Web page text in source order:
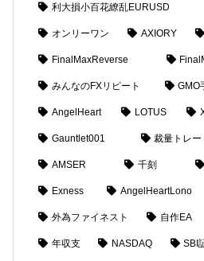
利大損小百花繚乱EURUSD
オンリーワン AXIORY
FinalMaxReverse
みんなのFXリピート GMO
AngelHeart LOTUS
Gauntlet001 裁量トレー
AMSER 千刻
Exness AngelHeartLono
外為ファイネスト 自作EA
年収支 NASDAQ SBI